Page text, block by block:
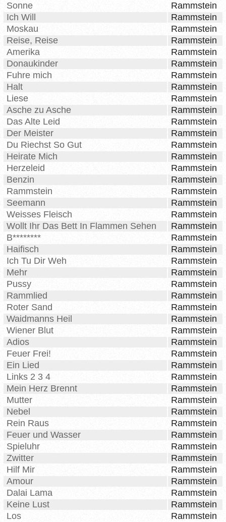
Sonne
Rammstein
Ich Will
Rammstein
Moskau
Rammstein
Reise, Reise
Rammstein
Amerika
Rammstein
Donaukinder
Rammstein
Fuhre mich
Rammstein
Halt
Rammstein
Liese
Rammstein
Asche zu Asche
Rammstein
Das Alte Leid
Rammstein
Der Meister
Rammstein
Du Riechst So Gut
Rammstein
Heirate Mich
Rammstein
Herzeleid
Rammstein
Benzin
Rammstein
Rammstein
Rammstein
Seemann
Rammstein
Weisses Fleisch
Rammstein
Wollt Ihr Das Bett In Flammen Sehen
Rammstein
B********
Rammstein
Haifisch
Rammstein
Ich Tu Dir Weh
Rammstein
Mehr
Rammstein
Pussy
Rammstein
Rammlied
Rammstein
Roter Sand
Rammstein
Waidmanns Heil
Rammstein
Wiener Blut
Rammstein
Adios
Rammstein
Feuer Frei!
Rammstein
Ein Lied
Rammstein
Links 2 3 4
Rammstein
Mein Herz Brennt
Rammstein
Mutter
Rammstein
Nebel
Rammstein
Rein Raus
Rammstein
Feuer und Wasser
Rammstein
Spieluhr
Rammstein
Zwitter
Rammstein
Hilf Mir
Rammstein
Amour
Rammstein
Dalai Lama
Rammstein
Keine Lust
Rammstein
Los
Rammstein